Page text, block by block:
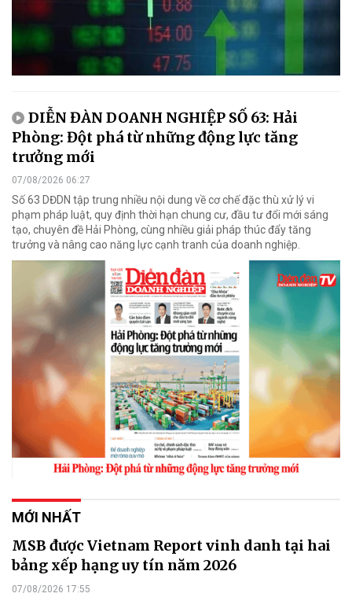
DIỄN ĐÀN DOANH NGHIỆP SỐ 63: Hải
Phòng: Đột phá từ những động lực tăng
trưởng mới
07/08/2026 06:27
Số 63 DĐDN tập trung nhiều nội dung về cơ chế đặc thù xử lý vi
phạm pháp luật, quy định thời hạn chung cư, đầu tư đổi mới sáng
tạo, chuyên đề Hải Phòng, cùng nhiều giải pháp thúc đẩy tăng
trưởng và nâng cao năng lực cạnh tranh của doanh nghiệp.
MỚI NHẤT
MSB được Vietnam Report vinh danh tại hai
bảng xếp hạng uy tín năm 2026
07/08/2026 17:55